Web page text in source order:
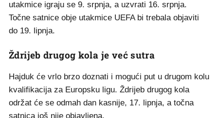
utakmice igraju se 9. srpnja, a uzvrati 16. srpnja.
Točne satnice obje utakmice UEFA bi trebala objaviti
do 19. lipnja.
Ždrijeb drugog kola je već sutra
Hajduk će vrlo brzo doznati i mogući put u drugom kolu
kvalifikacija za Europsku ligu. Ždrijeb drugog kola
održat će se odmah dan kasnije, 17. lipnja, a točna
satnica još nije objavljena.